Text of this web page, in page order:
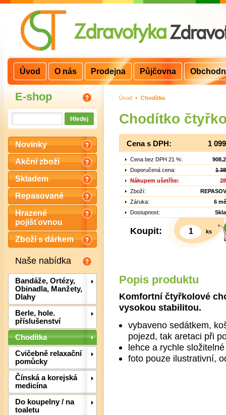
E-shop
Novinky
Akční zboží
Skladem
Repasované
Hrazené
pojišťovnou
Zboží s dárkem
Naše nabídka
Bandáže, Ortézy,
Obinadla, Manžety,
Dlahy
Berle, hole.
příslušenství
Chodítka
Cvičebně relaxační
pomůcky
Čínská a korejská
medicína
Do koupelny / na
toaletu
Úvod > Chodítka
Chodítko
Cena s DPH: 1
Cena bez DPH 21 %:
Doporučená cena:
1
Nákupem ušetříte:
Zboží:
Záruka:
6
Dostupnost:
Koupit: ks
Popis produktu
Komfortní čtyřkolové
vysokou stabilitou.
vybaveno sedátkem,
pojezd, tak aretaci při
lehce a rychle složitelné
foto pouze ilustrativní,
Úvod O nás Prodejna Půjčovna